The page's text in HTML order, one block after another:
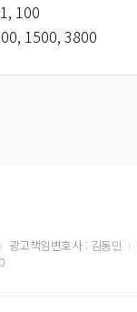
100
1500, 3800
광고책임변호사 : 김동민